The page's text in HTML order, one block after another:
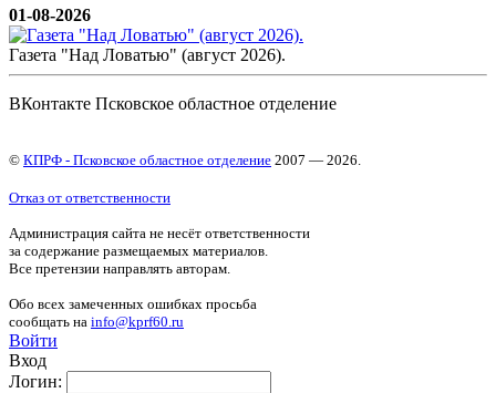
01-08-2026
Газета "Над Ловатью" (август 2026).
ВКонтакте Псковское областное отделение
© КПРФ - Псковское областное отделение 2007 — 2026.
Отказ от ответственности
Администрация сайта не несёт ответственности
за содержание размещаемых материалов.
Все претензии направлять авторам.
Обо всех замеченных ошибках просьба
сообщать на info@kprf60.ru
Войти
Вход
Логин: